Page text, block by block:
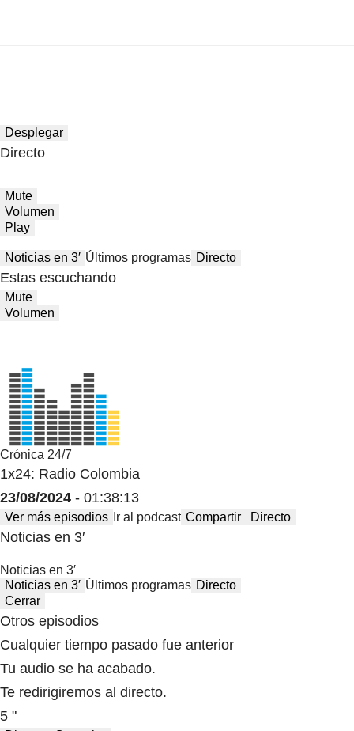
Desplegar
Directo
Mute
Volumen
Play
Noticias en 3′ Últimos programas Directo
Estas escuchando
Mute
Volumen
Crónica 24/7
1x24: Radio Colombia
23/08/2024 - 01:38:13
Ver más episodios Ir al podcast Compartir Directo
Noticias en 3′
Noticias en 3′
Noticias en 3′ Últimos programas Directo
Cerrar
Otros episodios
Cualquier tiempo pasado fue anterior
Tu audio se ha acabado.
Te redirigiremos al directo.
5 "